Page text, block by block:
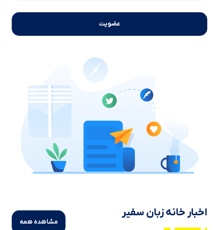
اخبار خانه زبان سفیر
مشاهده همه